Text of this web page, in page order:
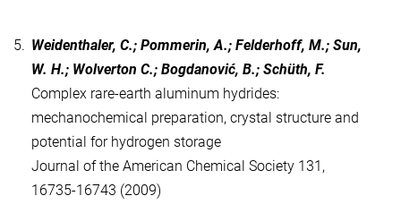
5. Weidenthaler, C.; Pommerin, A.; Felderhoff, M.; Sun,
W. H.; Wolverton C.; Bogdanović, B.; Schüth, F.
Complex rare-earth aluminum hydrides:
mechanochemical preparation, crystal structure and
potential for hydrogen storage
Journal of the American Chemical Society 131,
16735-16743 (2009)